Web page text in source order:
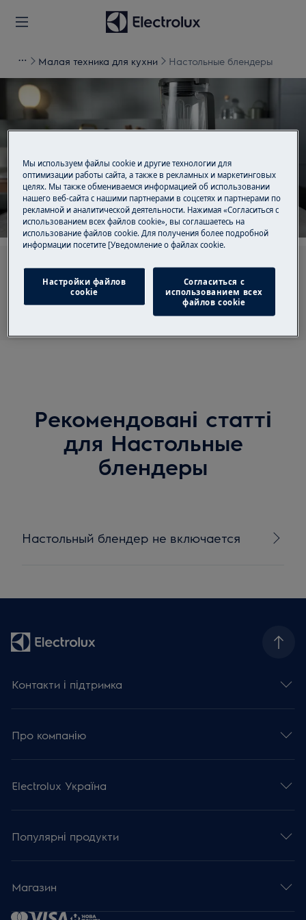
Малая техника для кухни Настольные блендеры
Настольные блендеры
Ищите среди наших статей поддержки
Рекомендовані статті
для Настольные
блендеры
Настольный блендер не включается
Контакти і підтримка
Про компанію
Electrolux Україна
Популярні продукти
Магазин
Мы используем файлы cookie и другие технологии для
оптимизации работы сайта, а также в рекламных и маркетинговых
целях. Мы также обмениваемся информацией об использовании
нашего веб-сайта с нашими партнерами в соцсетях и партнерами по
рекламной и аналитической деятельности. Нажимая «Согласиться с
использованием всех файлов cookie», вы соглашаетесь на
использование файлов cookie. Для получения более подробной
информации посетите [Уведомление о файлах cookie.
Настройки файлов
cookie
Согласиться с
использованием всех
файлов cookie